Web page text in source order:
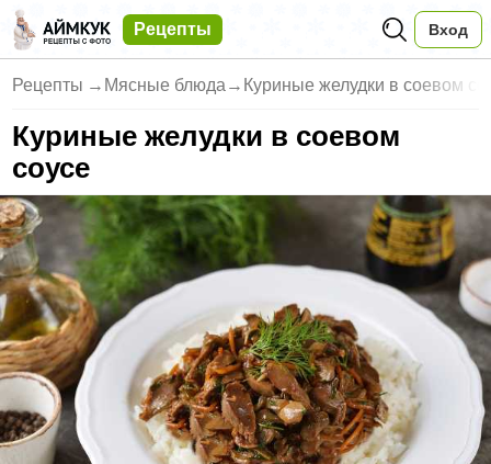
Рецепты Вход
Рецепты → Мясные блюда → Куриные желудки в соевом
Куриные желудки в соевом
соусе